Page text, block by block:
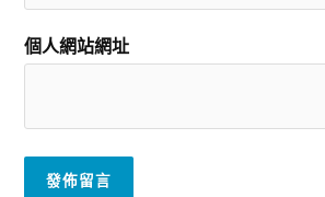
個人網站網址